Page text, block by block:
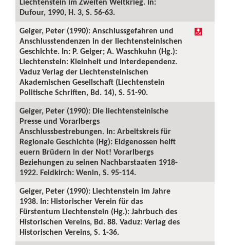
Dufour, 1990, H. 3, S. 56-63.
Geiger, Peter (1990): Anschlussgefahren und
Anschlusstendenzen in der liechtensteinischen
Geschichte. In: P. Geiger; A. Waschkuhn (Hg.):
Liechtenstein: Kleinheit und Interdependenz.
Vaduz Verlag der Liechtensteinischen
Akademischen Gesellschaft (Liechtenstein
Politische Schriften, Bd. 14), S. 51-90.
Geiger, Peter (1990): Die liechtensteinische
Presse und Vorarlbergs
Anschlussbestrebungen. In: Arbeitskreis für
Regionale Geschichte (Hg): Eidgenossen helft
euern Brüdern in der Not! Vorarlbergs
Beziehungen zu seinen Nachbarstaaten 1918-
1922. Feldkirch: Wenin, S. 95-114.
Geiger, Peter (1990): Liechtenstein im Jahre
1938. In: Historischer Verein für das
Fürstentum Liechtenstein (Hg.): Jahrbuch des
Historischen Vereins, Bd. 88. Vaduz: Verlag des
Historischen Vereins, S. 1-36.